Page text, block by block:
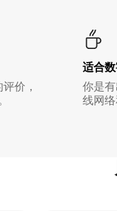
价，
适合
你是
线网